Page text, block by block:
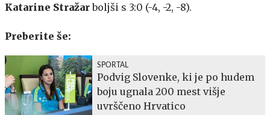
Katarine Stražarboljši s 3:0 (-4, -2, -8).
Preberite še:
SPORTAL
Podvig Slovenke, ki je po hudem
boju ugnala 200 mest višje
uvrščeno Hrvatico